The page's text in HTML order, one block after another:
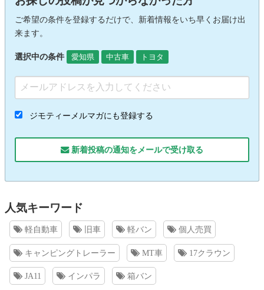
ご希望の条件を登録するだけで、新着情報をいち早くお届け出
来ます。
選択中の条件 愛知県 中古車 トヨタ
ジモティーメルマガにも登録する
新着投稿の通知をメールで受け取る
人気キーワード
軽自動車 旧車 軽バン 個人売買
キャンピングトレーラー MT車 17クラウン
JA11 インパラ 箱バン